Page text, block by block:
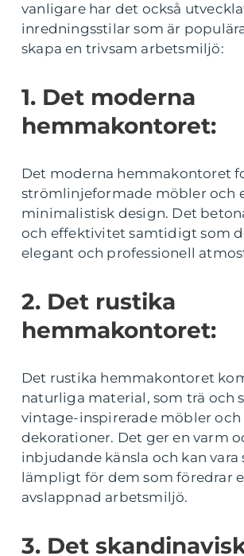
vanligare har det också
inredningsstilar som är
skapa en trivsam arbetsmiljö:
1. Det moderna
hemmakontoret:
Det moderna hemmakontoret
strömlinjeformade möbler och
minimalistisk design. Det
och effektivitet samtidigt som
elegant och professionell
2. Det rustika
hemmakontoret:
Det rustika hemmakontoret
naturliga material, som trä och
vintage-inspirerade möbler och
dekorationer. Det ger en varm
inbjudande känsla och kan vara
lämpligt för dem som föredrar
avslappnad arbetsmiljö.
3. Det